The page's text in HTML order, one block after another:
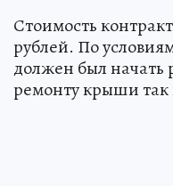
Стоимость
рублей. По
должен был начать
ремонту крыши так